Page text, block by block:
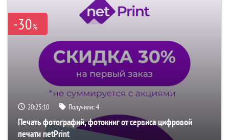
-30%
20:25:09 Получили:4
Печать фотографий, фотокниг от сервиса цифровой
печати netPrint